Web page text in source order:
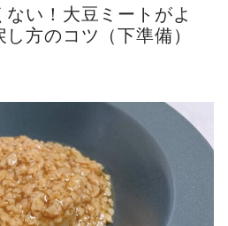
ない！大豆ミートがよ
方のコツ（下準備）